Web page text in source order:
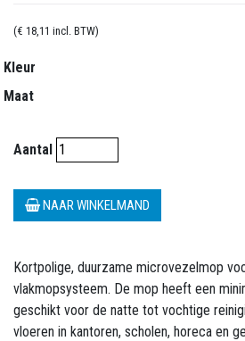
(€ 18,11 incl. BTW)
Kleur
Maat
Aantal
NAAR WINKELMAND
Kortpolige, duurzame microvezelmop
vlakmopsysteem. De mop heeft een
geschikt voor de natte tot vochtige
vloeren in kantoren, scholen, horeca en